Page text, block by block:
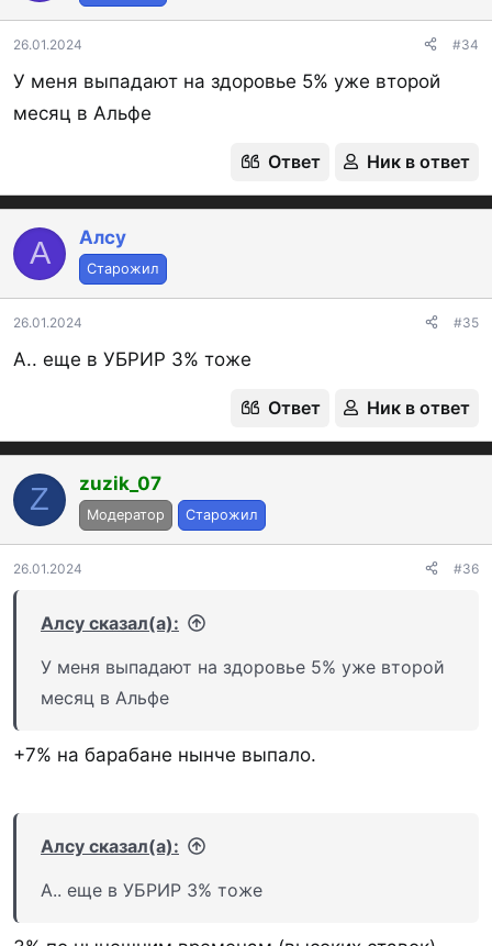
26.01.2024 #34
У меня выпадают на здоровье 5% уже второй
месяц в Альфе
Ответ Ник в ответ
А Алсу
Старожил
26.01.2024 #35
А.. еще в УБРИР 3% тоже
Ответ Ник в ответ
Z zuzik_07
Модератор Старожил
26.01.2024 #36
Алсу сказал(а):
У меня выпадают на здоровье 5% уже второй
месяц в Альфе
+7% на барабане нынче выпало.
Алсу сказал(а):
А.. еще в УБРИР 3% тоже